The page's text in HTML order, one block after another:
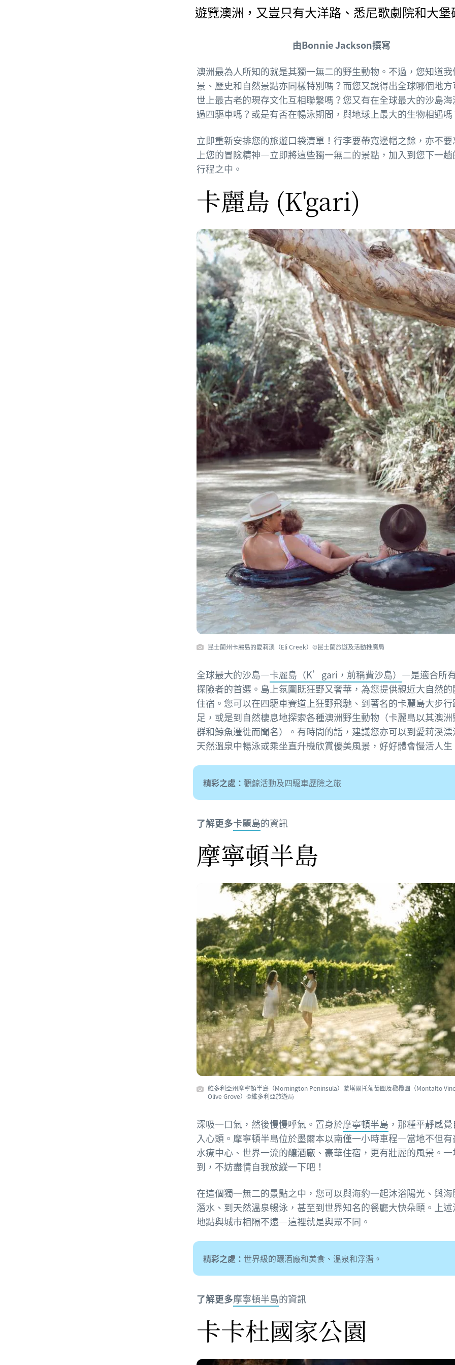
遊覽澳洲，又豈只有大洋路、悉尼歌劇院和大
由Bonnie Jackson撰寫
澳洲最為人所知的就是其獨一無二的野生動物。不過，您知道
景、歷史和自然景點亦同樣特別嗎？而您又說得出全球哪個地
世上最古老的現存文化互相聯繫嗎？您又有在全球最大的沙島
過四驅車嗎？或是有否在暢泳期間，與地球上最大的生物相遇
立即重新安排您的旅遊口袋清單！行李要帶寬邊帽之餘，亦不
上您的冒險精神—立即將這些獨一無二的景點，加入到您下一
行程之中。
卡麗島 (K'gari)
昆士蘭州卡麗島的愛莉溪（Eli Creek）©昆士蘭旅遊及活動推廣局
全球最大的沙島—卡麗島（K’gari，前稱費沙島） —是適合所
探險者的首選。島上氛圍既狂野又奢華，為您提供親近大自然
住宿。您可以在四驅車賽道上狂野飛馳、到著名的卡麗島大步
足，或是到自然棲息地探索各種澳洲野生動物（卡麗島以其澳
群和鯨魚遷徙而聞名）。有時間的話，建議您亦可以到愛莉溪
天然溫泉中暢泳或乘坐直升機欣賞優美風景，好好體會慢活人生
精彩之處： 觀鯨活動及四驅車歷險之旅
了解更多卡麗島的資訊
摩寧頓半島
維多利亞州摩寧頓半島（Mornington Peninsula）蒙塔爾托葡萄園及橄欖園（Montalto
Olive Grove）©維多利亞旅遊局
深吸一口氣，然後慢慢呼氣。置身於摩寧頓半島 ，那種平靜感
入心頭。摩寧頓半島位於墨爾本以南僅一小時車程—當地不但
水療中心、世界一流的釀酒廠、豪華住宿，更有壯麗的風景。
到，不妨盡情自我放縱一下吧！
在這個獨一無二的景點之中，您可以與海豹一起沐浴陽光、與
潛水、到天然溫泉暢泳，甚至到世界知名的餐廳大快朵頤。上
地點與城市相隔不遠—這裡就是與眾不同。
精彩之處： 世界級的釀酒廠和美食、溫泉和浮潛。
了解更多摩寧頓半島的資訊
卡卡杜國家公園